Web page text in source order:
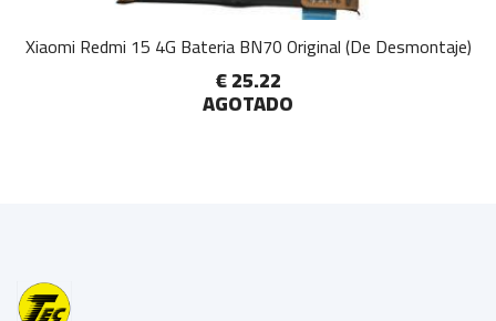
Xiaomi Redmi 15 4G Bateria BN70 Original (De Desmontaje)
€ 25.22
AGOTADO